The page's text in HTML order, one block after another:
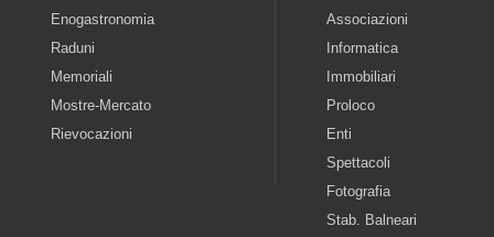
Enogastronomia
Raduni
Memoriali
Mostre-Mercato
Rievocazioni
Associazioni
Informatica
Immobiliari
Proloco
Enti
Spettacoli
Fotografia
Stab. Balneari